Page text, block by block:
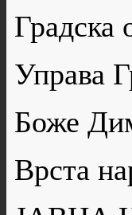
Градска
Управа
Боже
Врста